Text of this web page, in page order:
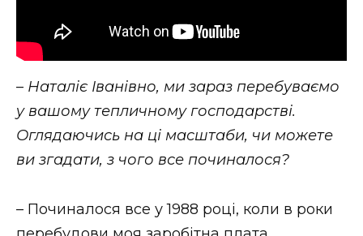
– Наталіє Іванівно, ми зараз перебуваємо
у вашому тепличному господарстві.
Оглядаючись на ці масштаби, чи можете
ви згадати, з чого все починалося?
– Починалося все у 1988 році, коли в роки